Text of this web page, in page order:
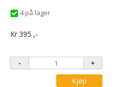
4 på lager
Kr395 ,-
Kjøp